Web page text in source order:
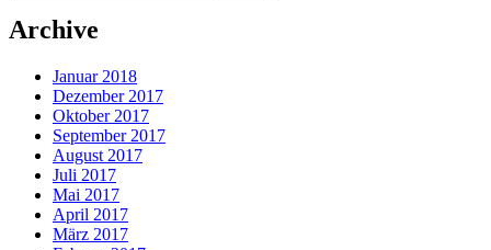
Archive
Januar 2018
Dezember 2017
Oktober 2017
September 2017
August 2017
Juli 2017
Mai 2017
April 2017
März 2017